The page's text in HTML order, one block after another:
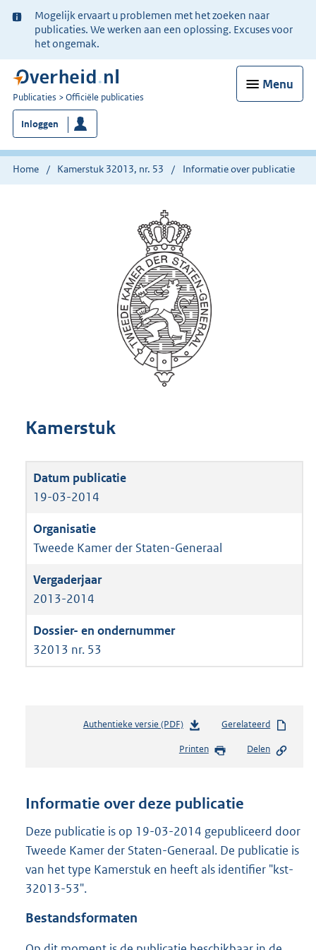
Ter
informatie:
Mogelijk ervaart u problemen met het zoeken naar
publicaties. We werken aan een oplossing. Excuses voor
het ongemak.
Menu
U
bent
nu
hier:
Publicaties Officiële publicaties
Inloggen
Home Kamerstuk 32013, nr. 53 Informatie over publicatie
Kamerstuk
19-03-2014
Tweede Kamer der Staten-Generaal
2013-2014
32013 nr. 53
Authentieke versie (PDF)b
s
n
s
r
o
:
Gerelateerd
Printen Delen
Informatie over deze publicatie
Deze publicatie is op 19-03-2014 gepubliceerd door
Tweede Kamer der Staten-Generaal. De publicatie is
van het type Kamerstuk en heeft als identifier "kst-
32013-53".
Bestandsformaten